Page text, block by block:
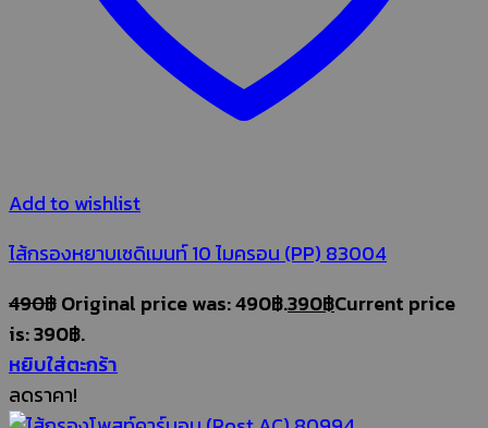
Add to wishlist
ไส้กรองหยาบเซดิเมนท์ 10 ไมครอน (PP) 83004
490฿Original price was: 490฿.390฿Current price
is: 390฿.
หยิบใส่ตะกร้า
ลดราคา!